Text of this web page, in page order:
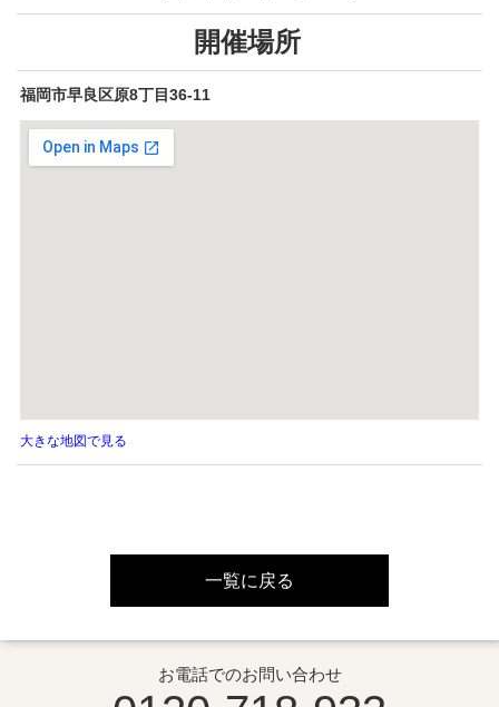
開催場所
福岡市早良区原8丁目36-11
大きな地図で見る
一覧に戻る
お電話でのお問い合わせ